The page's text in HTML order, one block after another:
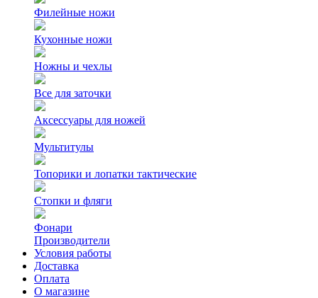
Филейные ножи
Кухонные ножи
Ножны и чехлы
Все для заточки
Аксессуары для ножей
Мультитулы
Топорики и лопатки тактические
Стопки и фляги
Фонари
Производители
Условия работы
Доставка
Оплата
О магазине